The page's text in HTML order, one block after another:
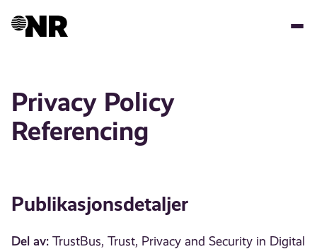
Privacy Policy
Referencing
Publikasjonsdetaljer
Del av: TrustBus, Trust, Privacy and Security in Digital